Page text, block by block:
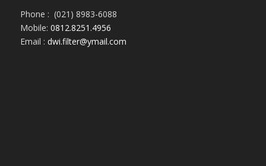
Phone : (021) 8983-6088
Mobile: 0812.8251.4956
Email : dwi.filter@ymail.com